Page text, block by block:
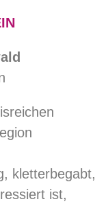
kletterbegabt,
ist,